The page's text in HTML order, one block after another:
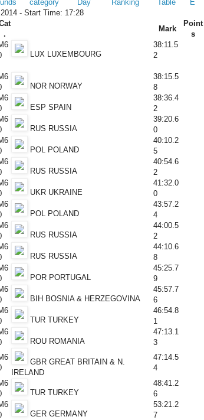
category
Day
Ranking
Table
E
- Start Time: 17:28
.
Mark
Point
s
LUX LUXEMBOURG
38:11.5
2
NOR NORWAY
38:15.5
8
ESP SPAIN
38:36.4
2
RUS RUSSIA
39:20.6
0
POL POLAND
40:10.2
5
RUS RUSSIA
40:54.6
2
UKR UKRAINE
41:32.0
0
POL POLAND
43:57.2
4
RUS RUSSIA
44:00.5
2
RUS RUSSIA
44:10.6
8
POR PORTUGAL
45:25.7
9
BIH BOSNIA & HERZEGOVINA
45:57.7
6
TUR TURKEY
46:54.8
1
ROU ROMANIA
47:13.1
3
GBR GREAT BRITAIN & N.
IRELAND
47:14.5
4
TUR TURKEY
48:41.2
6
GER GERMANY
53:21.2
7